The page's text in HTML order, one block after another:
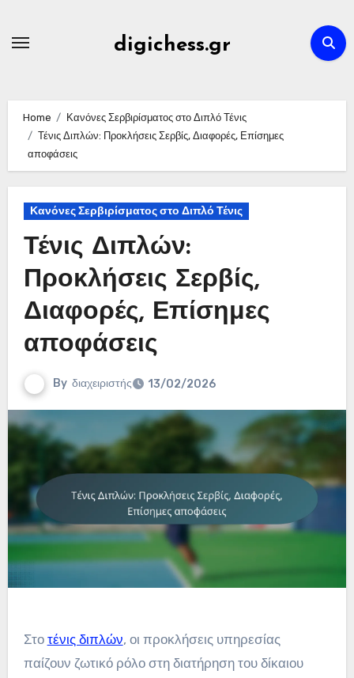
digichess.gr
Home
Κανόνες Σερβιρίσματος στο Διπλό Τένις
Τένις Διπλών: Προκλήσεις Σερβίς, Διαφορές, Επίσημες
αποφάσεις
Κανόνες Σερβιρίσματος στο Διπλό Τένις
Τένις Διπλών:
Προκλήσεις Σερβίς,
Διαφορές, Επίσημες
αποφάσεις
By διαχειριστής 13/02/2026
Στο τένις διπλών, οι προκλήσεις υπηρεσίας
παίζουν ζωτικό ρόλο στη διατήρηση του δίκαιου